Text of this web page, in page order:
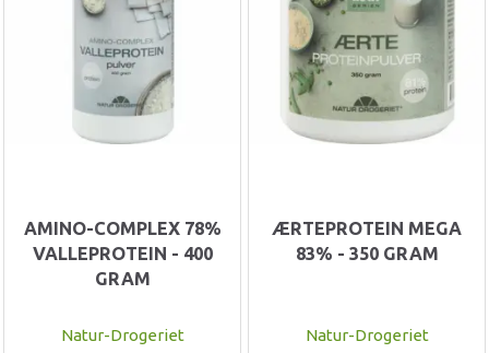
AMINO-COMPLEX 78%
VALLEPROTEIN - 400
GRAM
Natur-Drogeriet
ÆRTEPROTEIN MEGA
83% - 350 GRAM
Natur-Drogeriet